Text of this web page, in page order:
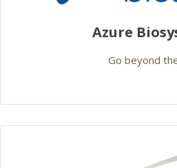
Azure
Go beyond